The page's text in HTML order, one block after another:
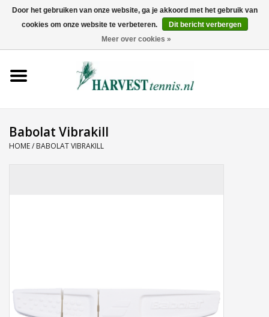
0 Artikelen - €0,00
Tenniskleding
Accessoires
Babolat Vibrakill
HOME/ BABOLAT VIBRAKILL
Door het gebruiken van onze website, ga je akkoord met het gebruik van
cookies om onze website te verbeteren.
Dit bericht verbergen
Meer over cookies »